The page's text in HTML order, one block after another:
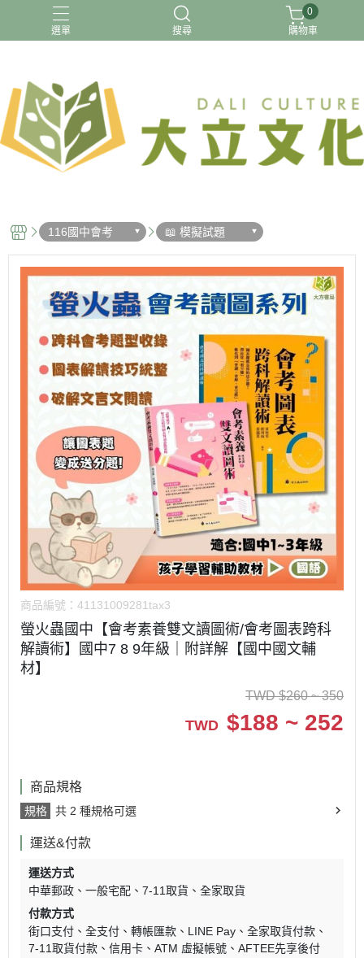
選單 搜尋
【國小】115上最新版
【預購】115上 國小
116年國中會考
升小一先修 暑假先修
0
購物車
116國中會考 📖 模擬試題
商品編號： 41131009281tax3
螢火蟲國中【會考素養雙文讀圖術/會考圖表跨科
解讀術】國中7 8 9年級｜附詳解【國中國文輔
材】
TWD $260 ~ 350
TWD $188 ~ 252
商品規格
規格 共 2 種規格可選
運送&付款
運送方式
中華郵政
一般宅配 7-11取貨
全家取貨
付款方式
街口支付
全支付 轉帳匯款 LINE Pay
全家取貨付款
7-11取貨付款
信用卡 ATM 虛擬帳號 AFTEE先享後付